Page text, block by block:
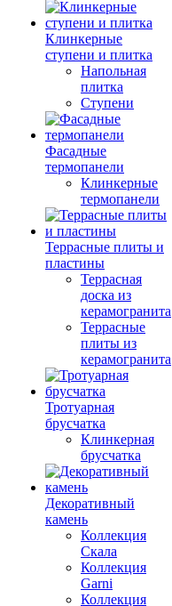
Клинкерные
ступени и плитка
Напольная
плитка
Ступени
Фасадные
термопанели
Клинкерные
термопанели
Террасные плиты и
пластины
Террасная
доска из
керамогранита
Террасные
плиты из
керамогранита
Тротуарная
брусчатка
Клинкерная
брусчатка
Декоративный
камень
Коллекция
Скала
Коллекция
Garni
Коллекция